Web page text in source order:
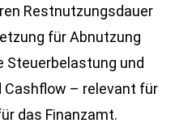
Restnutzungsdauer
für Abnutzung
Steuerbelastung und
– relevant für
das Finanzamt.